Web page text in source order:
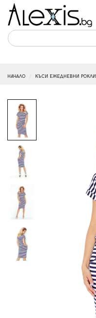
НАЧАЛО КЪСИ ЕЖЕДНЕВНИ РОКЛИ